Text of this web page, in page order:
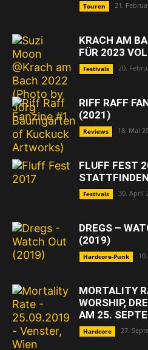
Touren 21.
KRACH AM
FÜR 2023
Festivals 20.
RIFF RAFF
(2021)
Reviews 18. Mai
FLUFF FEST
Festivals 30. April
DREGS –
(2019)
Hardcore-Punk
MORTALITY
WORSHIP,
AM 25.
Hardcore 27.